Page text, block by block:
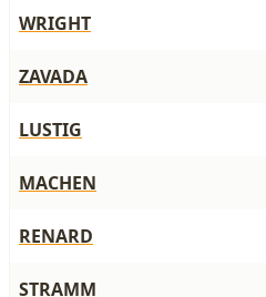
WRIGHT
ZAVADA
LUSTIG
MACHEN
RENARD
STRAMM